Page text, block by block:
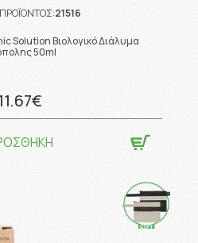
21516
Solution Βιολογικό Διάλυμα
50ml